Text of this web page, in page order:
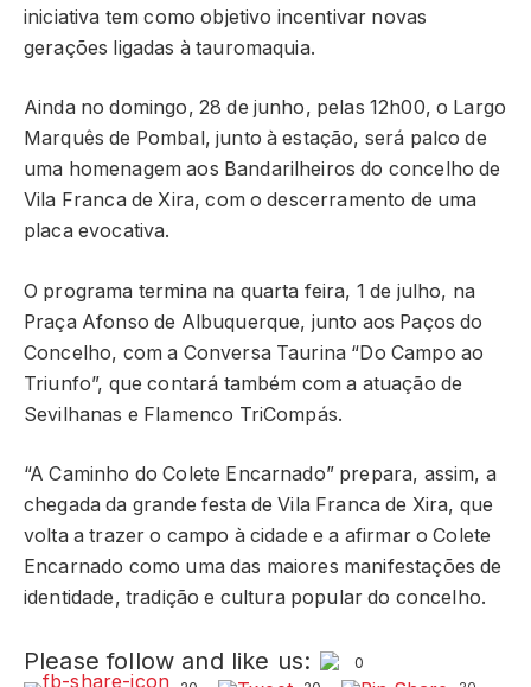
iniciativa tem como objetivo incentivar novas
gerações ligadas à tauromaquia.
Ainda no domingo, 28 de junho, pelas 12h00, o Largo
Marquês de Pombal, junto à estação, será palco de
uma homenagem aos Bandarilheiros do concelho de
Vila Franca de Xira, com o descerramento de uma
placa evocativa.
O programa termina na quarta feira, 1 de julho, na
Praça Afonso de Albuquerque, junto aos Paços do
Concelho, com a Conversa Taurina “Do Campo ao
Triunfo”, que contará também com a atuação de
Sevilhanas e Flamenco TriCompás.
“A Caminho do Colete Encarnado” prepara, assim, a
chegada da grande festa de Vila Franca de Xira, que
volta a trazer o campo à cidade e a afirmar o Colete
Encarnado como uma das maiores manifestações de
identidade, tradição e cultura popular do concelho.
Please follow and like us:
0